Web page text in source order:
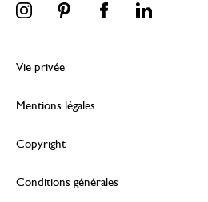
Vie privée
Mentions légales
Copyright
Conditions générales